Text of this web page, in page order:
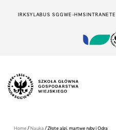
IRKSYLABUS SGGWE-HMSINTRANET
Home/Nauka/Złote algi, martwe ryby i Odra